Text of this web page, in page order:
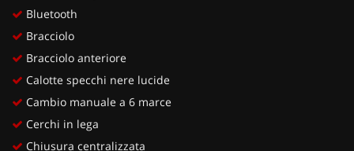
Bluetooth
Bracciolo
Bracciolo anteriore
Calotte specchi nere lucide
Cambio manuale a 6 marce
Cerchi in lega
Chiusura centralizzata